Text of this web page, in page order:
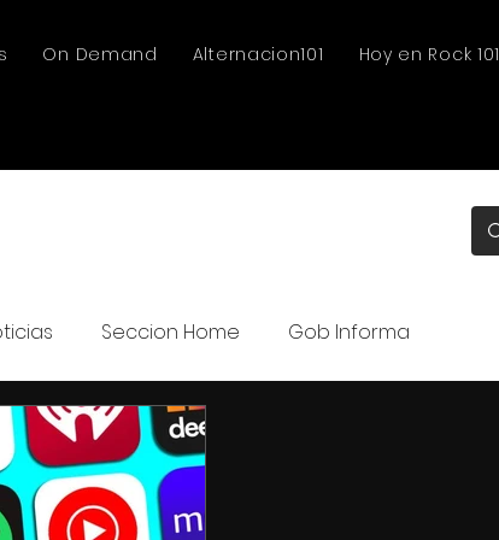
On Demand Alternacion101 Hoy en Rock 101
Seccion Home Gob Informa